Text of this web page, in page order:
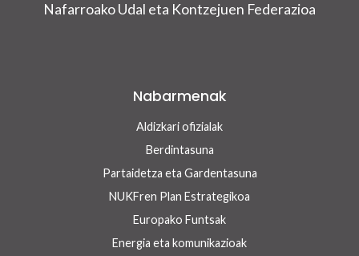
Nafarroako Udal eta Kontzejuen Federazioa
Nabarmenak
Aldizkari ofizialak
Berdintasuna
Partaidetza eta Gardentasuna
NUKFren Plan Estrategikoa
Europako Funtsak
Energia eta komunikazioak